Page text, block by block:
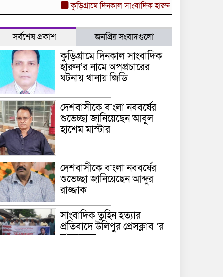
কুড়িগ্রামে দিনকাল সাংবাদিক হারুন’র নামে অপপ্রচারের
সর্বশেষ প্রকাশ জনপ্রিয় সংবাদগুলো
কুড়িগ্রামে দিনকাল সাংবাদিক
হারুন’র নামে অপপ্রচারের
ঘটনায় থানায় জিডি
দেশবাসীকে বাংলা নববর্ষের
শুভেচ্ছা জানিয়েছেন আবুল
হাশেম মাস্টার
দেশবাসীকে বাংলা নববর্ষের
শুভেচ্ছা জানিয়েছেন আব্দুর
রাজ্জাক
সাংবাদিক তুহিন হত্যার
প্রতিবাদে উলিপুর প্রেসক্লাব ‘র
মানববন্ধন